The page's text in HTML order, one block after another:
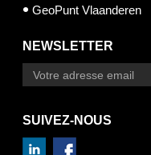
GeoPunt Vlaanderen
NEWSLETTER
SUIVEZ-NOUS